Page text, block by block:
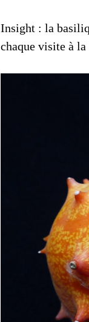
Insight : la
chaque visite à